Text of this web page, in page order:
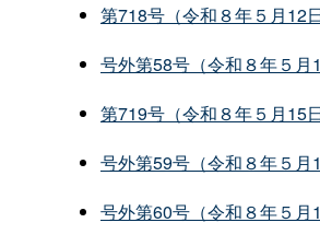
第718号（令和８年５月12
号外第58号（令和８年５
第719号（令和８年５月15
号外第59号（令和８年５月
号外第60号（令和８年５月